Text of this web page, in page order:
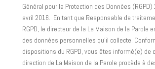
Général pour la Protection des Données
avril 2016. En tant que Responsable de
RGPD, le directeur de la La Maison de la Parole
des données personnelles qu’il collecte.
dispositions du RGPD, vous êtes informé(e) de
direction de La Maison de la Parole procède à